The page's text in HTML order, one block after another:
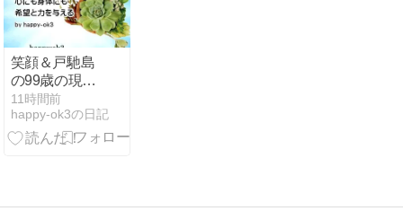
笑顔＆戸馳島
の99歳の現役
医師＆子猫と
車いす＆笑顔
の犬
11時間前
happy-ok3の日記